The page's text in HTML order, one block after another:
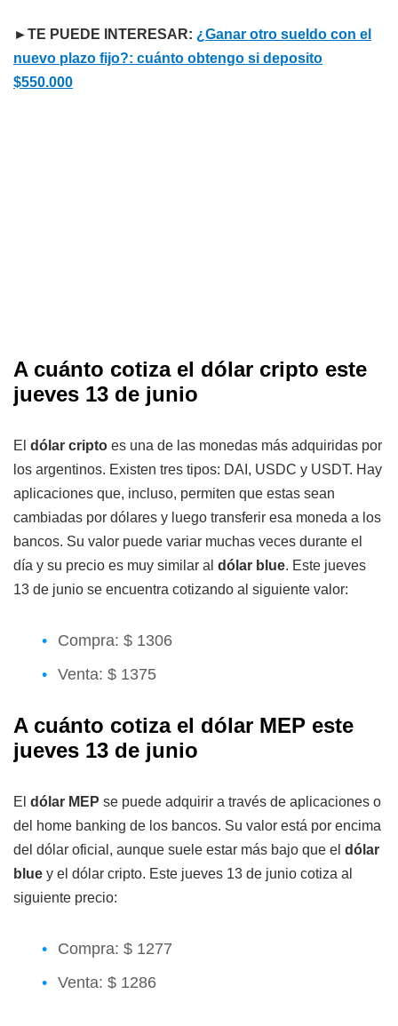
►TE PUEDE INTERESAR: ¿Ganar otro sueldo con el
nuevo plazo fijo?: cuánto obtengo si deposito
$550.000
A cuánto cotiza el dólar cripto este
jueves 13 de junio
El dólar cripto es una de las monedas más adquiridas por
los argentinos. Existen tres tipos: DAI, USDC y USDT. Hay
aplicaciones que, incluso, permiten que estas sean
cambiadas por dólares y luego transferir esa moneda a los
bancos. Su valor puede variar muchas veces durante el
día y su precio es muy similar al dólar blue. Este jueves
13 de junio se encuentra cotizando al siguiente valor:
Compra: $ 1306
Venta: $ 1375
A cuánto cotiza el dólar MEP este
jueves 13 de junio
El dólar MEP se puede adquirir a través de aplicaciones o
del home banking de los bancos. Su valor está por encima
del dólar oficial, aunque suele estar más bajo que el dólar
blue y el dólar cripto. Este jueves 13 de junio cotiza al
siguiente precio:
Compra: $ 1277
Venta: $ 1286